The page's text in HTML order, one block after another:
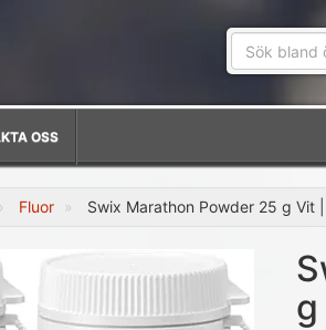
OSS
Fluor Swix Marathon Powder 25 g Vit
g